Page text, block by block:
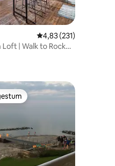
4,83 af 5 í
4,83 (231)
| Walk to Rock
gestum